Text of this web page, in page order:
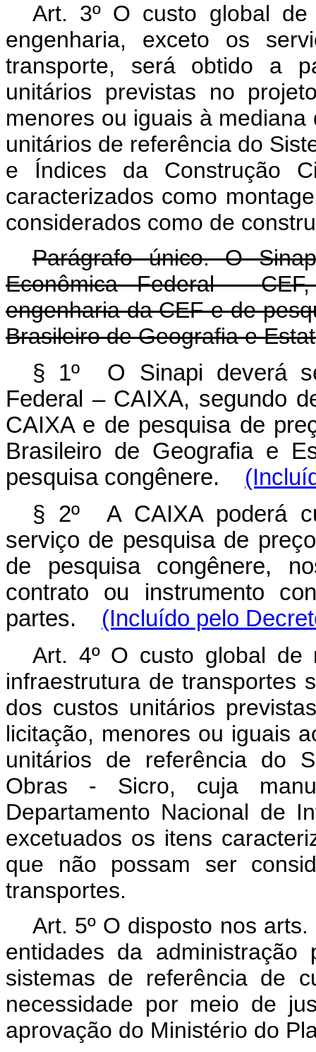
Art. 3º O custo global
engenharia, exceto os
transporte, será obtido a
unitários previstas no
menores ou iguais à
unitários de referência do
e Índices da Construção
caracterizados como
considerados como de
Parágrafo único. O
Econômica Federal -
engenharia da CEF e de
Brasileiro de Geografia e
§ 1º O Sinapi deverá
Federal – CAIXA, segundo
CAIXA e de pesquisa de
Brasileiro de Geografia e
pesquisa congênere.
§ 2º A CAIXA poderá
serviço de pesquisa de
de pesquisa congênere,
contrato ou instrumento
partes. (Incluído pelo
Art. 4º O custo global de
infraestrutura de transportes
dos custos unitários
licitação, menores ou iguais
unitários de referência do
Obras - Sicro, cuja
Departamento Nacional de
excetuados os itens
que não possam ser
transportes.
Art. 5º O disposto nos
entidades da administração
sistemas de referência de
necessidade por meio de
aprovação do Ministério do